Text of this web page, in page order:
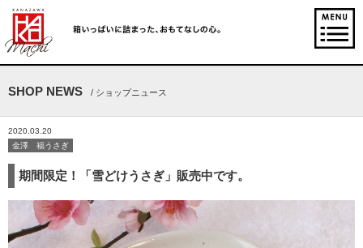
SHOP NEWS / ショップニュース
2020.03.20
金澤 福うさぎ
期間限定！「雪どけうさぎ」販売中です。